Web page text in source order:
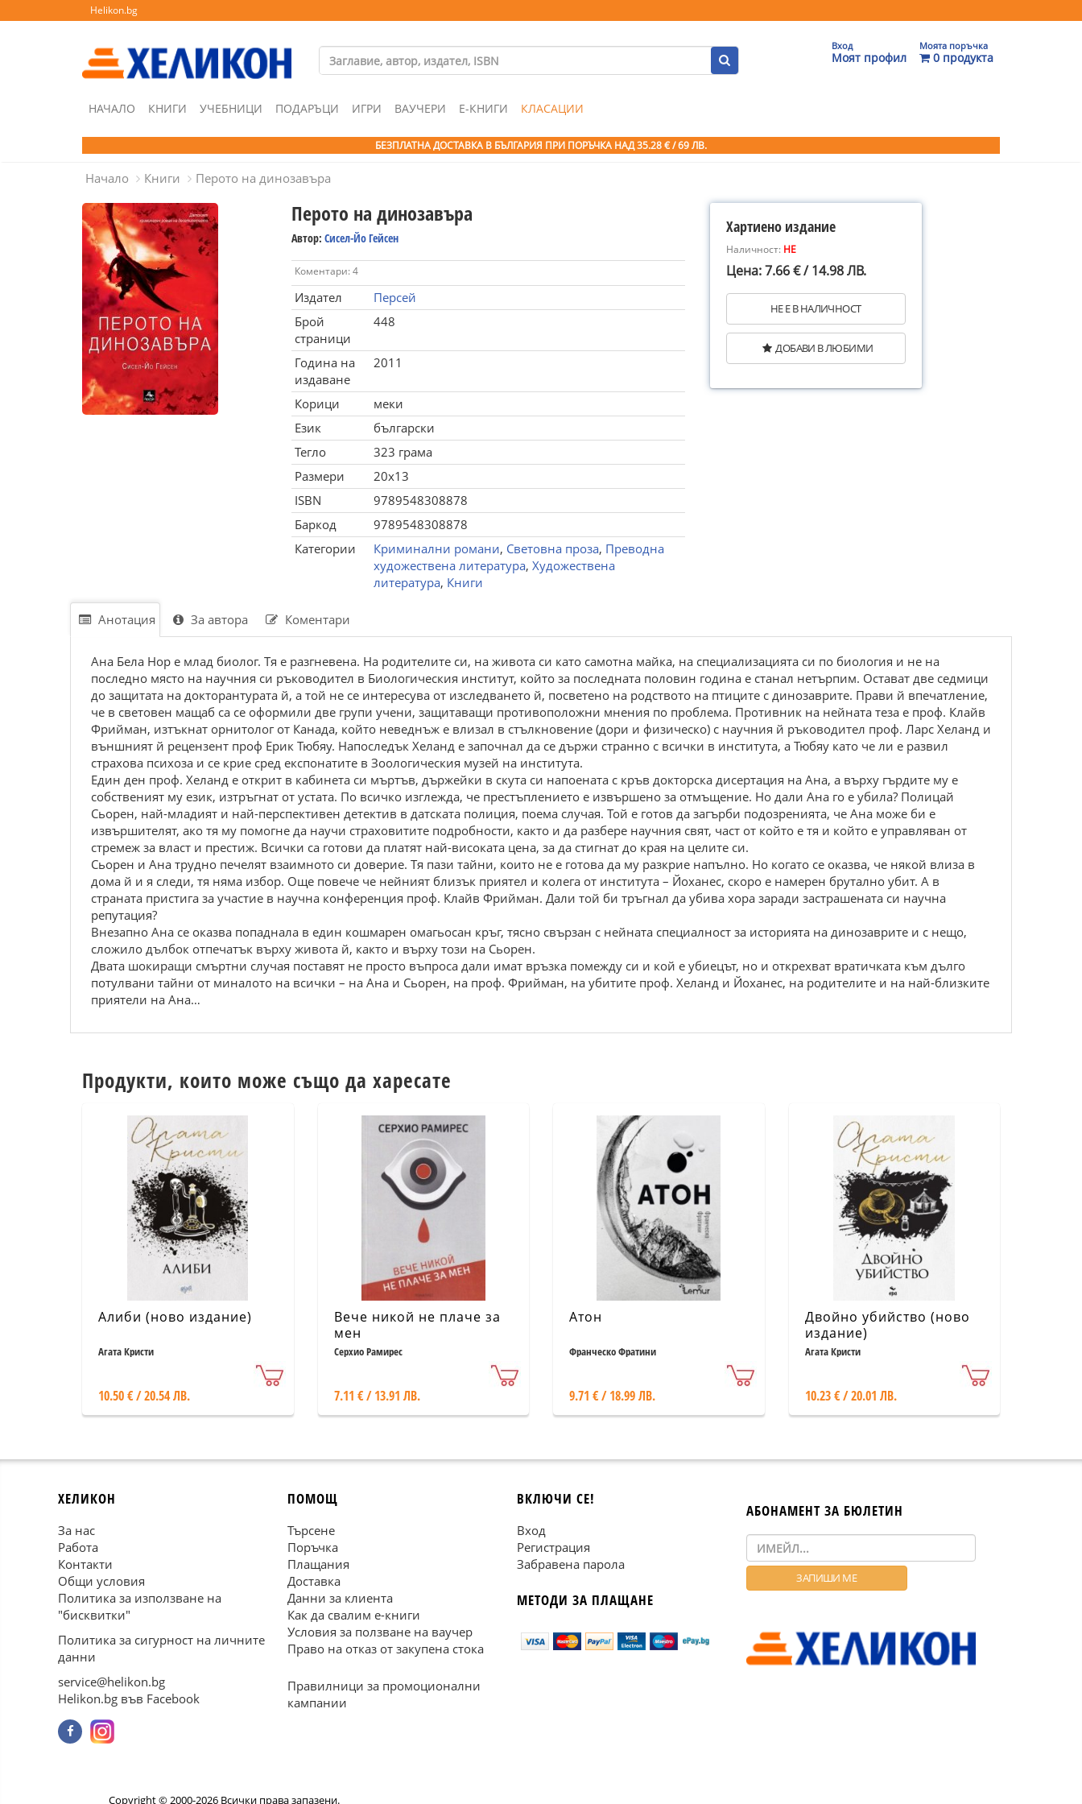
Helikon.bg
Вход
Моят профил
Моята поръчка
0 продукта
НАЧАЛО КНИГИ УЧЕБНИЦИ ПОДАРЪЦИ ИГРИ ВАУЧЕРИ Е-КНИГИ КЛАСАЦИИ
БЕЗПЛАТНА ДОСТАВКА В БЪЛГАРИЯ ПРИ ПОРЪЧКА НАД 35.28 € / 69 ЛВ.
Начало Книги Перото на динозавъра
Перото на динозавъра
Автор: Сисел-Йо Гейсен
Коментари: 4
Издател
Персей
Брой
страници
448
Година на
издаване
2011
Корици
меки
Език
български
Тегло
323 грама
Размери
20x13
ISBN
9789548308878
Баркод
9789548308878
Категории
Криминални романи, Световна проза, Преводна
художествена литература, Художествена
литература, Книги
Хартиено издание
Наличност: НЕ
Цена: 7.66 € / 14.98 ЛВ.
НЕ Е В НАЛИЧНОСТ
ДОБАВИ В ЛЮБИМИ
Анотация За автора Коментари
Ана Бела Нор е млад биолог. Тя е разгневена. На родителите си, на живота си като самотна майка, на специализацията си по биология и не на
последно място на научния си ръководител в Биологическия институт, който за последната половин година е станал нетърпим. Остават две седмици
до защитата на докторантурата й, а той не се интересува от изследването й, посветено на родството на птиците с динозаврите. Прави й впечатление,
че в световен мащаб са се оформили две групи учени, защитаващи противоположни мнения по проблема. Противник на нейната теза е проф. Клайв
Фрийман, изтъкнат орнитолог от Канада, който неведнъж е влизал в стълкновение (дори и физическо) с научния й ръководител проф. Ларс Хеланд и
външният й рецензент проф Ерик Тюбяу. Напоследък Хеланд е започнал да се държи странно с всички в института, а Тюбяу като че ли е развил
страхова психоза и се крие сред експонатите в Зоологическия музей на института.
Един ден проф. Хеланд е открит в кабинета си мъртъв, държейки в скута си напоената с кръв докторска дисертация на Ана, а върху гърдите му е
собственият му език, изтръгнат от устата. По всичко изглежда, че престъплението е извършено за отмъщение. Но дали Ана го е убила? Полицай
Сьорен, най-младият и най-перспективен детектив в датската полиция, поема случая. Той е готов да загърби подозренията, че Ана може би е
извършителят, ако тя му помогне да научи страховитите подробности, както и да разбере научния свят, част от който е тя и който е управляван от
стремеж за власт и престиж. Всички са готови да платят най-високата цена, за да стигнат до края на целите си.
Сьорен и Ана трудно печелят взаимното си доверие. Тя пази тайни, които не е готова да му разкрие напълно. Но когато се оказва, че някой влиза в
дома й и я следи, тя няма избор. Още повече че нейният близък приятел и колега от института – Йоханес, скоро е намерен брутално убит. А в
страната пристига за участие в научна конференция проф. Клайв Фрийман. Дали той би тръгнал да убива хора заради застрашената си научна
репутация?
Внезапно Ана се оказва попаднала в един кошмарен омагьосан кръг, тясно свързан с нейната специалност за историята на динозаврите и с нещо,
сложило дълбок отпечатък върху живота й, както и върху този на Сьорен.
Двата шокиращи смъртни случая поставят не просто въпроса дали имат връзка помежду си и кой е убиецът, но и открехват вратичката към дълго
потулвани тайни от миналото на всички – на Ана и Сьорен, на проф. Фрийман, на убитите проф. Хеланд и Йоханес, на родителите и на най-близките
приятели на Ана…
Продукти, които може също да харесате
Алиби (ново издание)
Агата Кристи
10.50 € / 20.54 ЛВ.
Вече никой не плаче за
мен
Серхио Рамирес
7.11 € / 13.91 ЛВ.
Атон
Франческо Фратини
9.71 € / 18.99 ЛВ.
Двойно убийство (ново
издание)
Агата Кристи
10.23 € / 20.01 ЛВ.
ХЕЛИКОН
За нас
Работа
Контакти
Общи условия
Политика за използване на
"бисквитки"
Политика за сигурност на личните
данни
service@helikon.bg
Helikon.bg във Facebook
ПОМОЩ
Търсене
Поръчка
Плащания
Доставка
Данни за клиента
Как да свалим е-книги
Условия за ползване на ваучер
Право на отказ от закупена стока
Правилници за промоционални
кампании
ВКЛЮЧИ СЕ!
Вход
Регистрация
Забравена парола
МЕТОДИ ЗА ПЛАЩАНЕ
АБОНАМЕНТ ЗА БЮЛЕТИН
Copyright © 2000-2026 Всички права запазени.